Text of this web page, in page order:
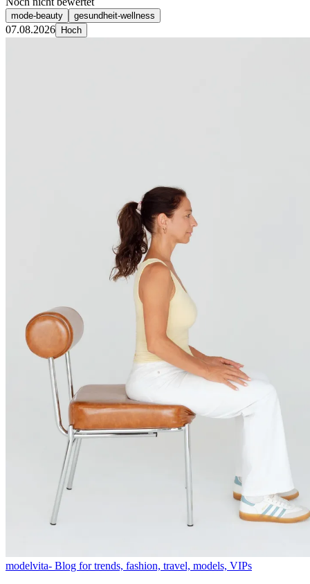
mode-beauty gesundheit-wellness
07.08.2026 Hoch
modelvita- Blog for trends, fashion, travel, models, VIPs